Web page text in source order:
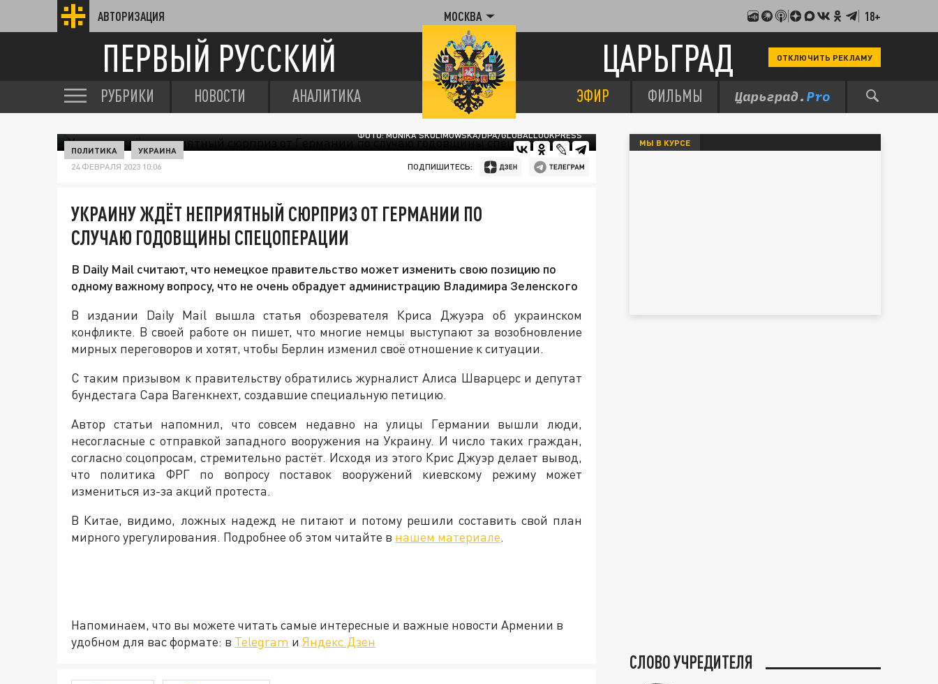
АВТОРИЗАЦИЯ МОСКВА 18+
ПЕРВЫЙ РУССКИЙ ЦАРЬГРАД ОТКЛЮЧИТЬ РЕКЛАМУ
РУБРИКИ НОВОСТИ АНАЛИТИКА ЭФИР ФИЛЬМЫ
ФОТО: MONIKA SKOLIMOWSKA/DPA/GLOBALLOOKPRESS
ПОЛИТИКА УКРАИНА
24 ФЕВРАЛЯ 2023 10:06 ПОДПИШИТЕСЬ:
УКРАИНУ ЖДЁТ НЕПРИЯТНЫЙ СЮРПРИЗ ОТ ГЕРМАНИИ ПО
СЛУЧАЮ ГОДОВЩИНЫ СПЕЦОПЕРАЦИИ
В Daily Mail считают, что немецкое правительство может изменить свою позицию по
одному важному вопросу, что не очень обрадует администрацию Владимира Зеленского
В издании Daily Mail вышла статья обозревателя Криса Джуэра об украинском
конфликте. В своей работе он пишет, что многие немцы выступают за возобновление
мирных переговоров и хотят, чтобы Берлин изменил своё отношение к ситуации.
С таким призывом к правительству обратились журналист Алиса Шварцерс и депутат
бундестага Сара Вагенкнехт, создавшие специальную петицию.
Автор статьи напомнил, что совсем недавно на улицы Германии вышли люди,
несогласные с отправкой западного вооружения на Украину. И число таких граждан,
согласно соцопросам, стремительно растёт. Исходя из этого Крис Джуэр делает вывод,
что политика ФРГ по вопросу поставок вооружений киевскому режиму может
измениться из-за акций протеста.
В Китае, видимо, ложных надежд не питают и потому решили составить свой план
мирного урегулирования. Подробнее об этом читайте в нашем материале.
Напоминаем, что вы можете читать самые интересные и важные новости Армении в
удобном для вас формате: в Telegram и Яндекс.Дзен
МЫ В КУРСЕ
СЛОВО УЧРЕДИТЕЛЯ